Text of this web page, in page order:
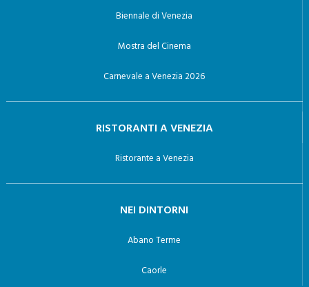
Biennale di Venezia
Mostra del Cinema
Carnevale a Venezia 2026
RISTORANTI A VENEZIA
Ristorante a Venezia
NEI DINTORNI
Abano Terme
Caorle